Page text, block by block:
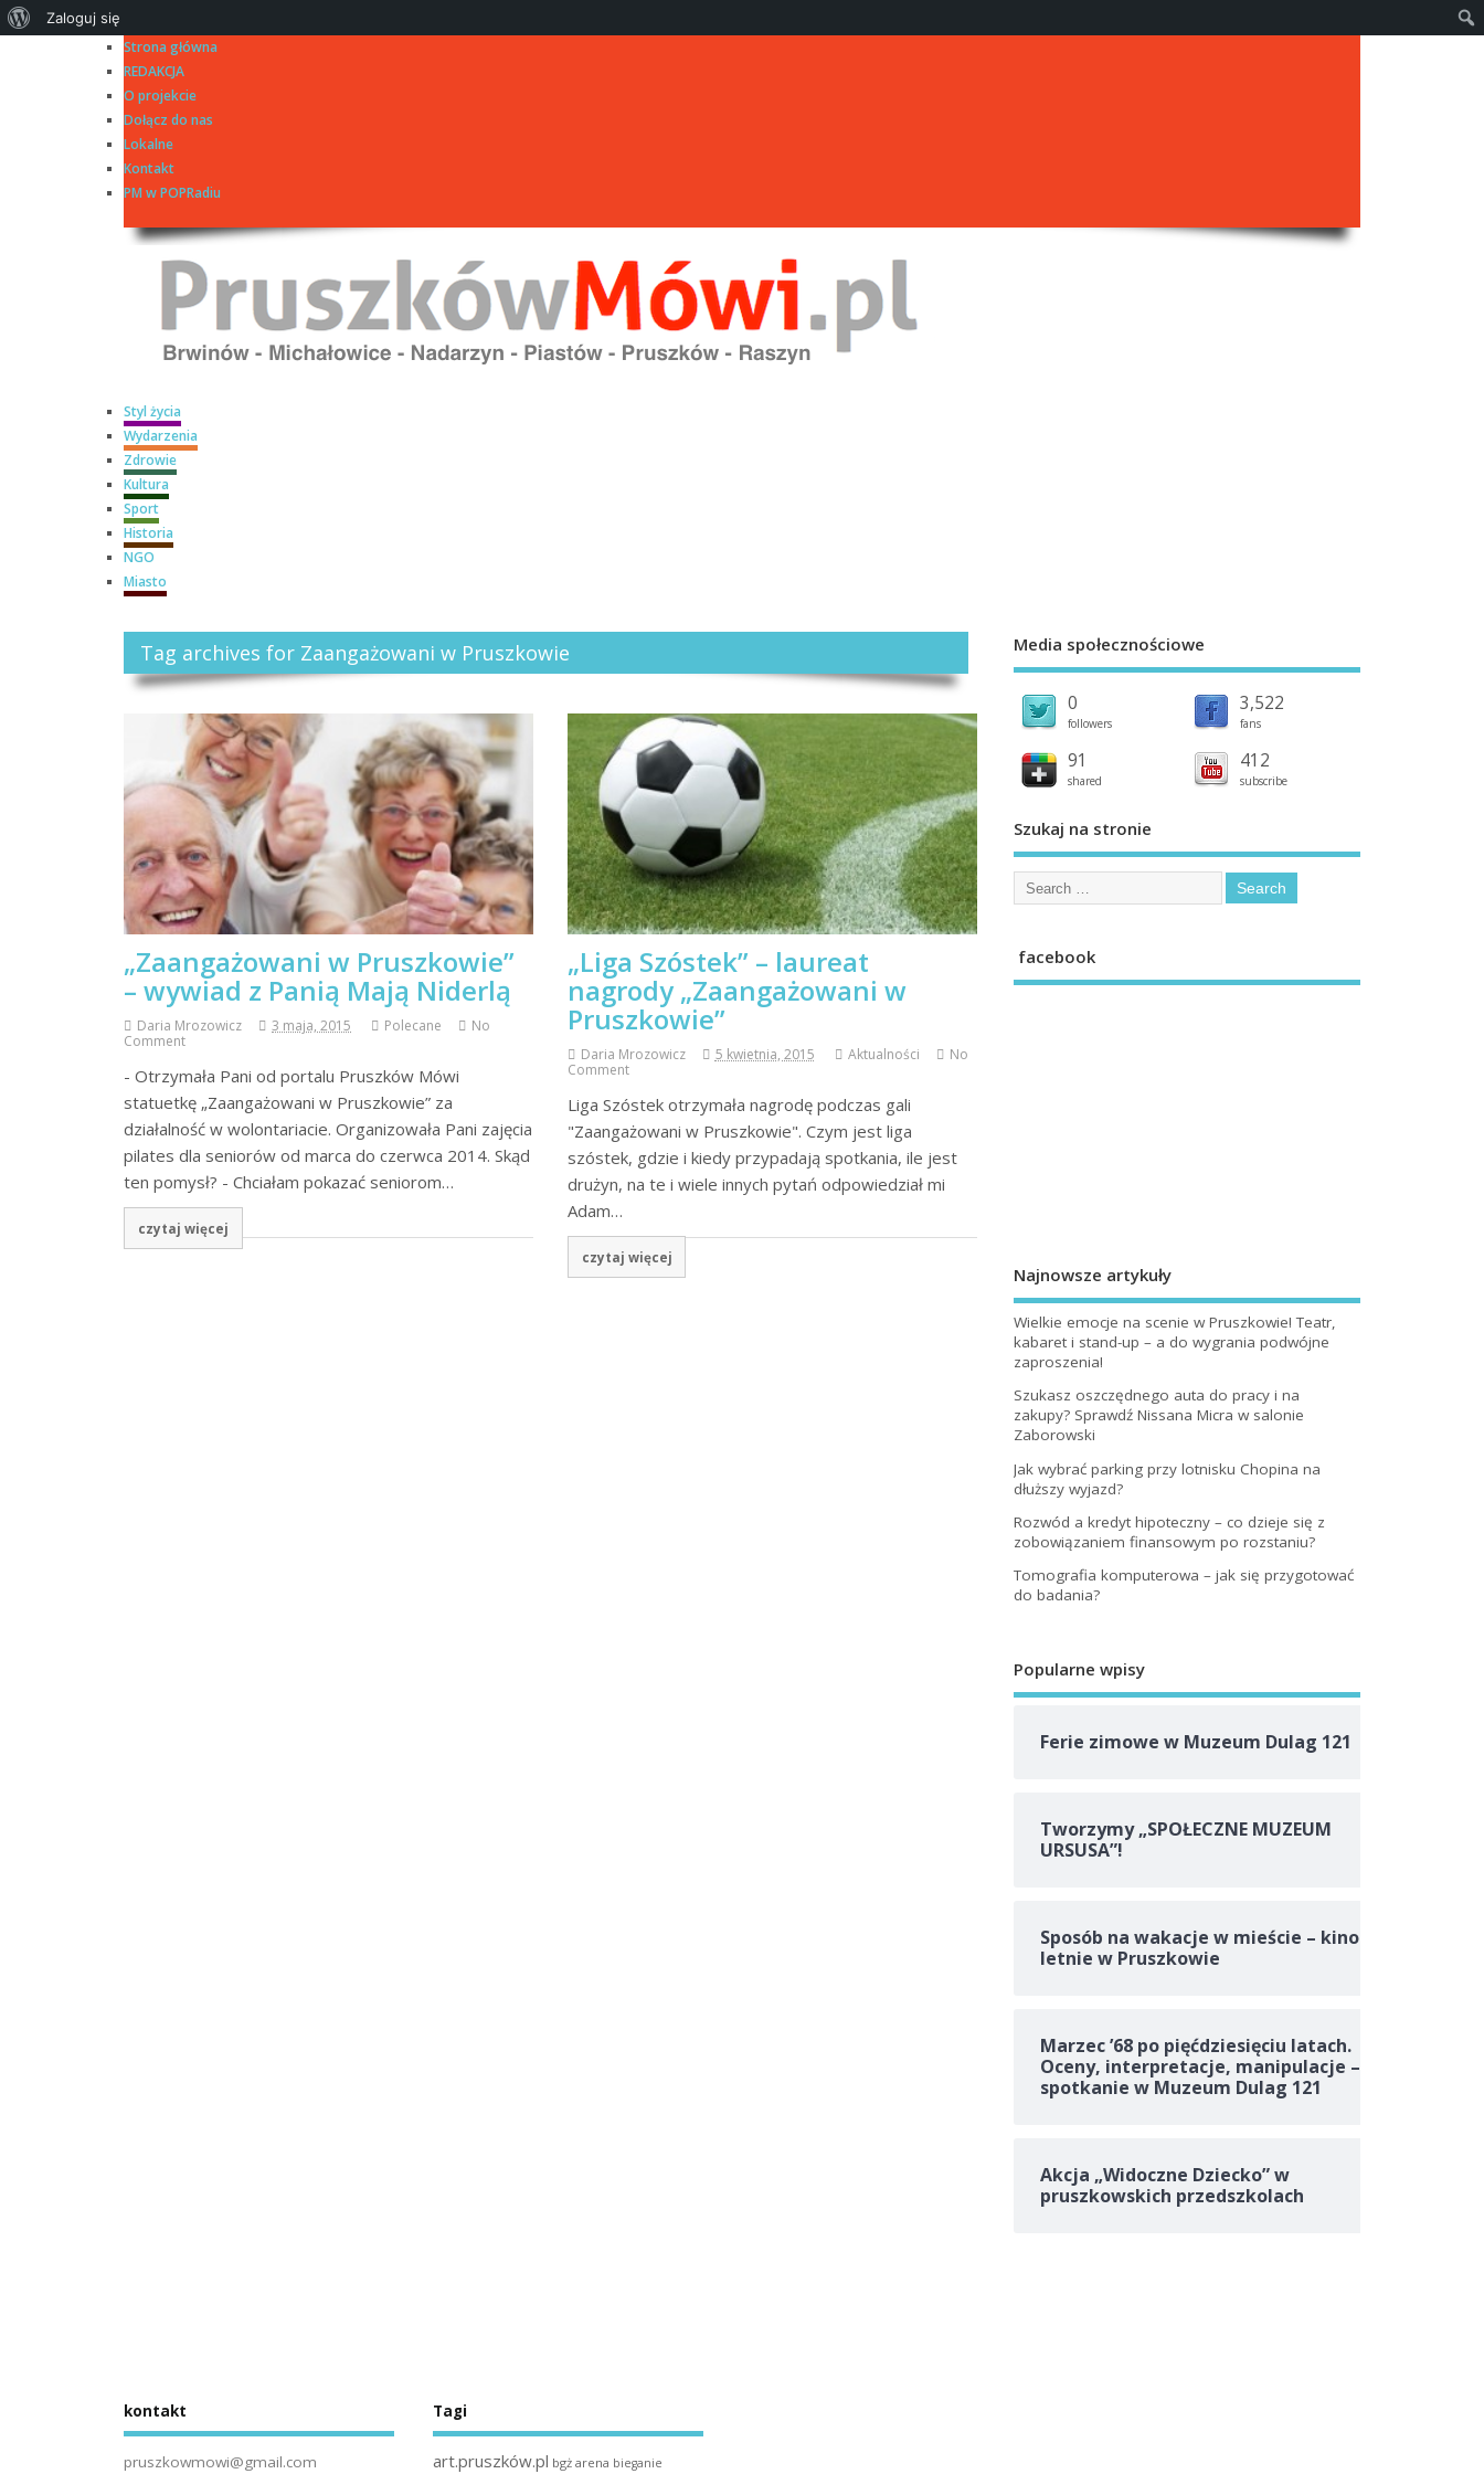
Strona główna
REDAKCJA
O projekcie
Dołącz do nas
Lokalne
Kontakt
PM w POPRadiu
Styl życia
Wydarzenia
Zdrowie
Kultura
Sport
Historia
NGO
Miasto
Tag archives for Zaangażowani w Pruszkowie
„Zaangażowani w Pruszkowie”
– wywiad z Panią Mają Niderlą
Daria Mrozowicz 3 maja, 2015 Polecane
No
Comment
- Otrzymała Pani od portalu Pruszków Mówi
statuetkę „Zaangażowani w Pruszkowie” za
działalność w wolontariacie. Organizowała Pani zajęcia
pilates dla seniorów od marca do czerwca 2014. Skąd
ten pomysł? - Chciałam pokazać seniorom…
czytaj więcej
„Liga Szóstek” – laureat
nagrody „Zaangażowani w
Pruszkowie”
Daria Mrozowicz 5 kwietnia, 2015 Aktualności
No
Comment
Liga Szóstek otrzymała nagrodę podczas gali
"Zaangażowani w Pruszkowie". Czym jest liga
szóstek, gdzie i kiedy przypadają spotkania, ile jest
drużyn, na te i wiele innych pytań odpowiedział mi
Adam…
czytaj więcej
Media społecznościowe
0
followers
3,522
fans
91
shared
412
subscribe
Szukaj na stronie
facebook
Najnowsze artykuły
Wielkie emocje na scenie w Pruszkowie! Teatr,
kabaret i stand-up – a do wygrania podwójne
zaproszenia!
Szukasz oszczędnego auta do pracy i na
zakupy? Sprawdź Nissana Micra w salonie
Zaborowski
Jak wybrać parking przy lotnisku Chopina na
dłuższy wyjazd?
Rozwód a kredyt hipoteczny – co dzieje się z
zobowiązaniem finansowym po rozstaniu?
Tomografia komputerowa – jak się przygotować
do badania?
Popularne wpisy
Ferie zimowe w Muzeum Dulag 121
Tworzymy „SPOŁECZNE MUZEUM
URSUSA”!
Sposób na wakacje w mieście – kino
letnie w Pruszkowie
Marzec ’68 po pięćdziesięciu latach.
Oceny, interpretacje, manipulacje –
spotkanie w Muzeum Dulag 121
Akcja „Widoczne Dziecko” w
pruszkowskich przedszkolach
kontakt
pruszkowmowi@gmail.com
Tagi
art.pruszków.pl bgż arena bieganie
WordPressie
Zaloguj się